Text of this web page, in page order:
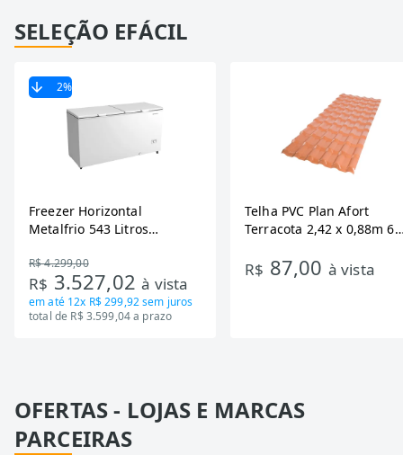
SELEÇÃO EFÁCIL
2%
Freezer Horizontal
Metalfrio 543 Litros
Tecnologia Inverter, Branco,
Bivolt
R$ 4.299,00
R$ 3.527,02à vista
em até 12x R$ 299,92sem juros
total de R$ 3.599,04 a prazo
Telha PVC Plan Afort
Terracota 2,42 x 0,88m 6
R$ 87,00 à vista
OFERTAS - LOJAS E MARCAS
PARCEIRAS